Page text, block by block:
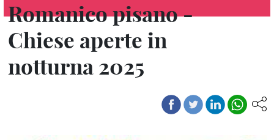
Romanico pisano -
Chiese aperte in
notturna 2025